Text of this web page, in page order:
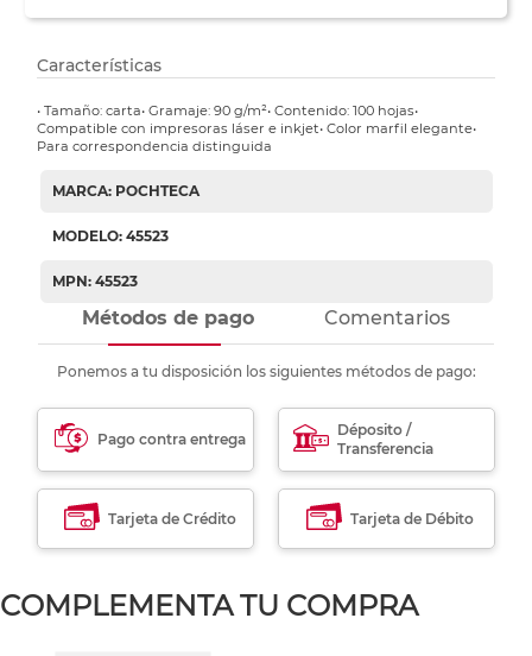
Características
• Tamaño: carta• Gramaje: 90 g/m²• Contenido: 100 hojas•
Compatible con impresoras láser e inkjet• Color marfil elegante•
Para correspondencia distinguida
MARCA: POCHTECA
MODELO: 45523
MPN: 45523
Métodos de pago Comentarios
Ponemos a tu disposición los siguientes métodos de pago:
Pago contra entrega
Déposito /
Transferencia
Tarjeta de Crédito Tarjeta de Débito
COMPLEMENTA TU COMPRA